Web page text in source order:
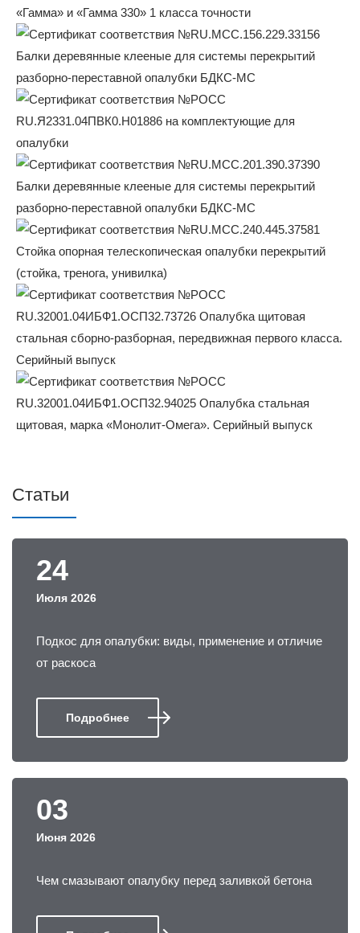
Статьи
24
Июля 2026
Подкос для опалубки: виды, применение и отличие
от раскоса
Подробнее
03
Июня 2026
Чем смазывают опалубку перед заливкой бетона